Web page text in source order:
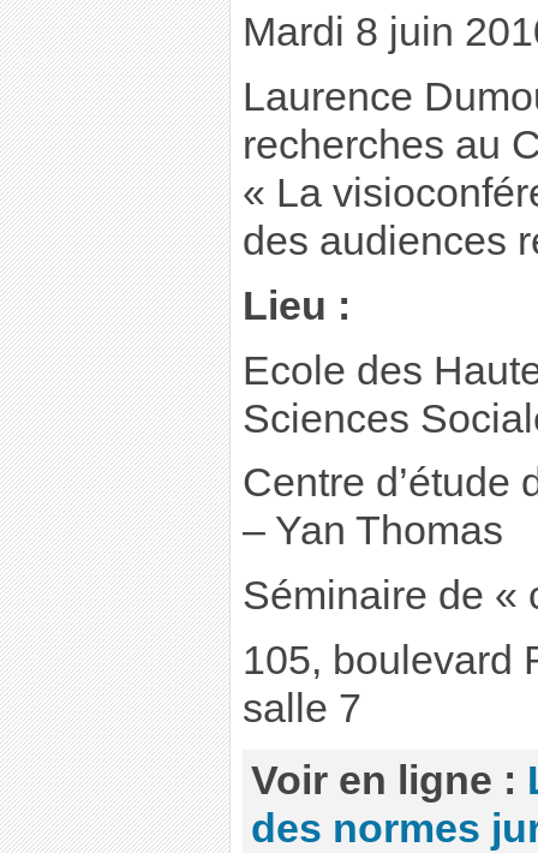
Mardi 8 juin
Laurence
recherches au
« La
des audiences
Lieu :
Ecole des
Sciences
Centre d’étude
– Yan Thomas
Séminaire de «
105, boulevard
salle 7
Voir en ligne :
des normes